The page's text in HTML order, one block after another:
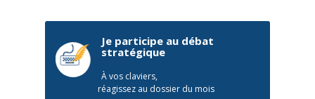
Je participe au débat
stratégique
À vos claviers,
réagissez au dossier du mois